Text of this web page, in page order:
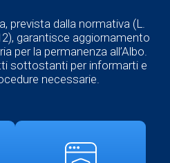
prevista dalla normativa (L.
garantisce aggiornamento
per la permanenza all’Albo.
sottostanti per informarti e
necessarie.